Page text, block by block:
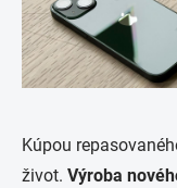
Kúpou
život. Výroba